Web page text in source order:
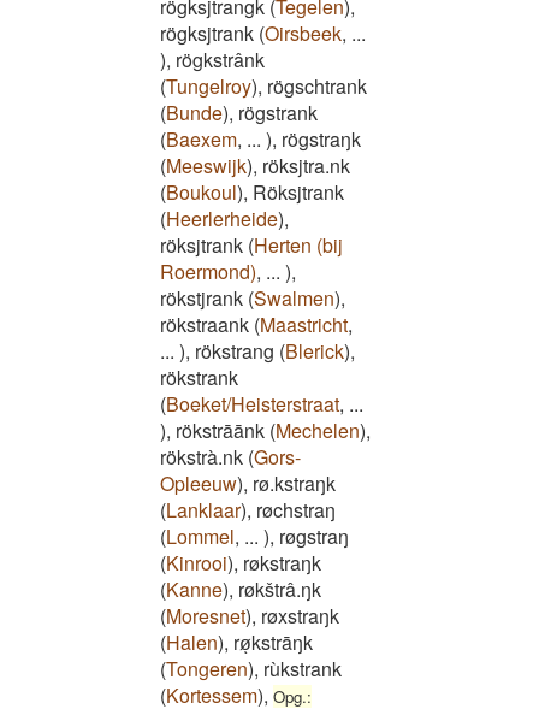
rögksjtrangk (Tegelen),
rögksjtrank (Oirsbeek, ...
), rögkstrânk
(Tungelroy), rögschtrank
(Bunde), rögstrank
(Baexem, ... ), rögstraŋk
(Meeswijk), röksjtra.nk
(Boukoul), Röksjtrank
(Heerlerheide),
röksjtrank (Herten (bij
Roermond), ... ),
rökstjrank (Swalmen),
rökstraank (Maastricht,
... ), rökstrang (Blerick),
rökstrank
(Boeket/Heisterstraat, ...
), rökstrāānk (Mechelen),
rökstrà.nk (Gors-
Opleeuw), rø.kstraŋk
(Lanklaar), røchstraŋ
(Lommel, ... ), røgstraŋ
(Kinrooi), røkstraŋk
(Kanne), røkštrâ.ŋk
(Moresnet), røxstraŋk
(Halen), røͅkstrāŋk
(Tongeren), rùkstrank
(Kortessem), Opg.: